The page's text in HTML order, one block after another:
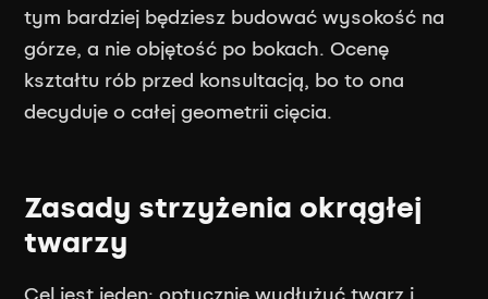
tym bardziej będziesz budować wysokość na
górze, a nie objętość po bokach. Ocenę
kształtu rób przed konsultacją, bo to ona
decyduje o całej geometrii cięcia.
Zasady strzyżenia okrągłej
twarzy